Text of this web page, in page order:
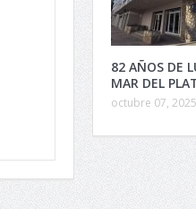
82 AÑOS DE
MAR DEL
octubre 07, 2025